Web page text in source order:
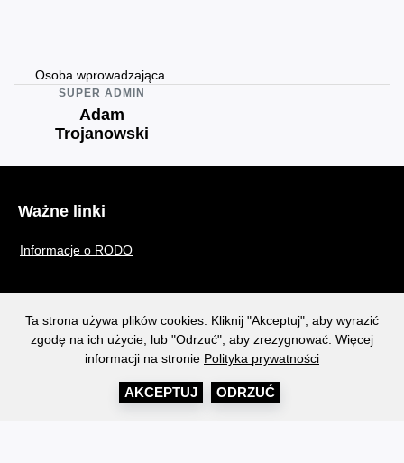
Osoba wprowadzająca.
SUPER ADMIN
Adam
Trojanowski
Ważne linki
Informacje o RODO
Polityka prywatności, cookies.
Ta strona używa plików cookies. Kliknij "Akceptuj", aby wyrazić
zgodę na ich użycie, lub "Odrzuć", aby zrezygnować. Więcej
informacji na stronie Polityka prywatności
AKCEPTUJ ODRZUĆ